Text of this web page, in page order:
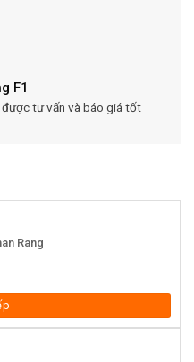
F1
được tư vấn và báo giá tốt
Rang